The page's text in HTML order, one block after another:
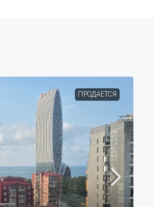
ПРОДАЕТСЯ